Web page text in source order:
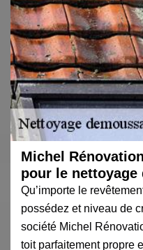
Michel
pour le
Qu’importe le
possédez et niveau de
société Michel
toit parfaitement propre